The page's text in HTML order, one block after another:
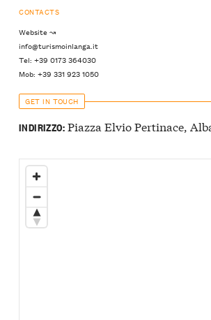
CONTACTS
Website ↝
info@turismoinlanga.it
Tel: +39 0173 364030
Mob: +39 331 923 1050
GET IN TOUCH
INDIRIZZO:Piazza Elvio Pertinace,